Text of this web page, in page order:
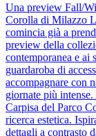
Una preview Fall/
Corolla di Milazzo
comincia già a
preview della
contemporanea e
guardaroba di
accompagnare con
giornate più
Carpisa del Parco
ricerca estetica.
dettagli a contrasto